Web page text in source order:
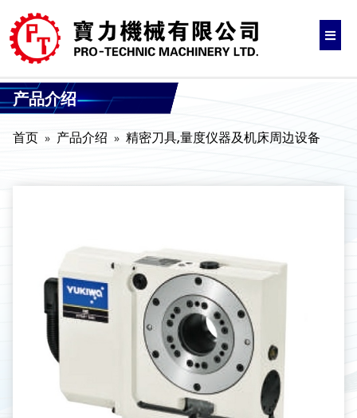
产品介绍
首页 产品介绍 精密刀具,量度仪器及机床周边设备